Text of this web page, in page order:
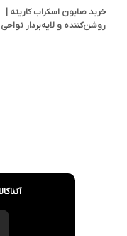
خرید صابون اسکراب کاریته |
روشن‌کننده و لایه‌بردار